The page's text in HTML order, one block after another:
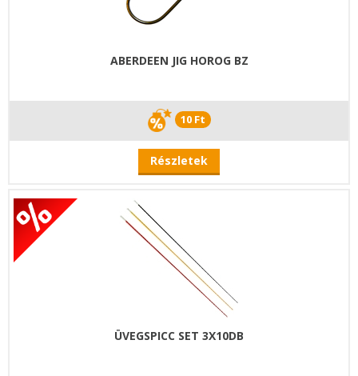
ABERDEEN JIG HOROG BZ
10 Ft
Részletek
ÜVEGSPICC SET 3X10DB